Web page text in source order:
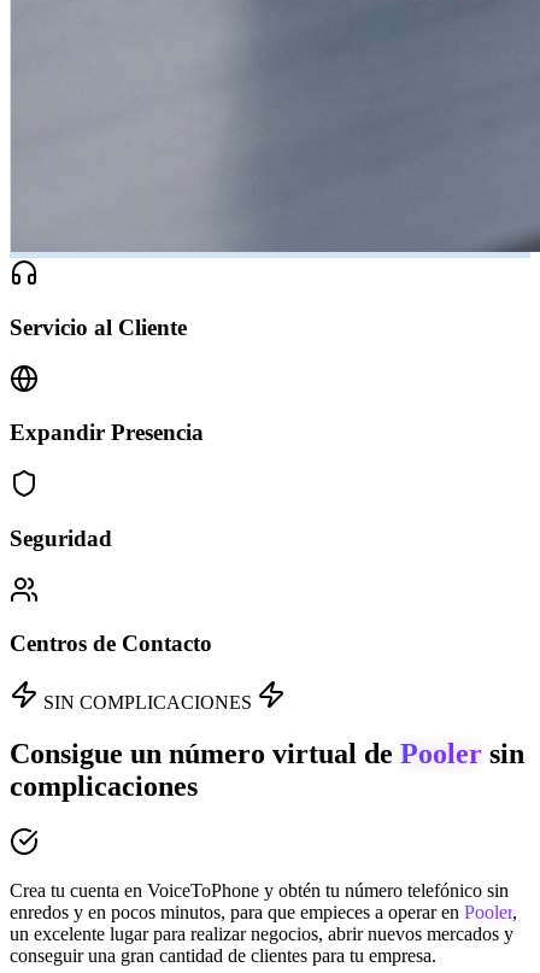
Servicio al Cliente
Expandir Presencia
Seguridad
Centros de Contacto
SIN COMPLICACIONES
Consigue un número virtual de Pooler sin
complicaciones
Crea tu cuenta en VoiceToPhone y obtén tu número telefónico sin
enredos y en pocos minutos, para que empieces a operar en Pooler,
un excelente lugar para realizar negocios, abrir nuevos mercados y
conseguir una gran cantidad de clientes para tu empresa.